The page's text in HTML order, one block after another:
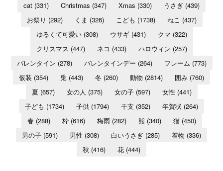
cat (331) Christmas (347) Xmas (330) うさぎ (439)
お祭り (292) くま (326) こども (1738) ねこ (437)
ゆるくて可愛い(308) ウサギ(431) クマ (322)
クリスマス (447) ネコ (433) ハロウィン (257)
バレンタイン (278) バレンタインデー (264) フレーム (773)
仮装 (354) 兎 (443) 冬 (260) 動物 (2814) 囲み (760)
夏 (657) 女の人 (375) 女の子(597) 女性 (441)
子ども (1734) 子供 (1794) 干支 (352) 年賀状 (264)
春(288) 枠(616) 梅雨(282) 熊 (340) 猫(450)
男の子 (591) 男性 (308) 白いうさぎ (285) 着物 (336)
秋 (416) 花 (444)